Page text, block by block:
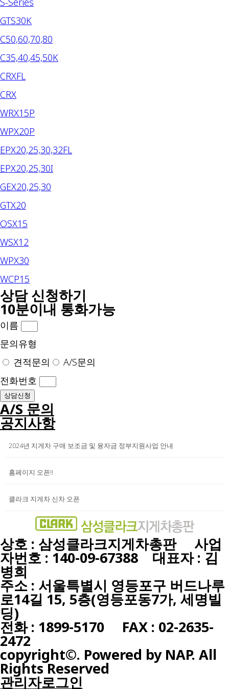
GTS30K
C50,60,70,80
C35,40,45,50K
CRXFL
CRX
WRX15P
WPX20P
EPX20,25,30,32FL​
EPX20,25,30I
GEX20,25,30
GTX20
OSX15
WSX12
WPX30
WCP15
상담 신청하기
10분이내 통화가능
이름
문의유형
견적문의
A/S문의
전화번호
상담신청
A/S 문의
공지사항
2024년 지게차 구매 보조금 및 융자금 정부지원사업 안내
홈페이지 오픈!!
클라크 지게차 신차 오픈
상호 : 삼성클라크지게차총판 사업
자번호 : 140-09-67388 대표자 : 김
병희
주소 : 서울특별시 영등포구 버드나루
로14길 15, 5층(영등포동7가, 세명빌
딩)
전화 : 1899-5170 FAX : 02-2635-
2472
copyright©. Powered by NAP. All
Rights Reserved
관리자로그인